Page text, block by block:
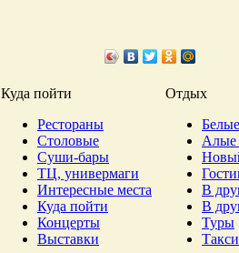
Куда пойти
Отдых
Рестораны
Столовые
Суши-бары
ТЦ, универмаги
Интересные места
Куда пойти
Концерты
Выставки
Алые
В
В
Туры
Такси